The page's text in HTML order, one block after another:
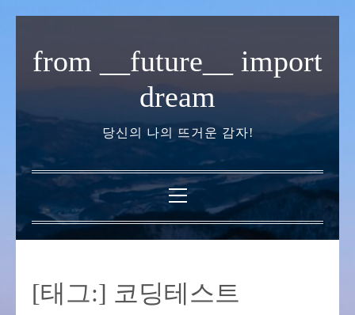
기
from __future__ import
dream
당신의 나의 뜨거운 감자!
기
본
메
뉴
[태그:] 코딩테스트